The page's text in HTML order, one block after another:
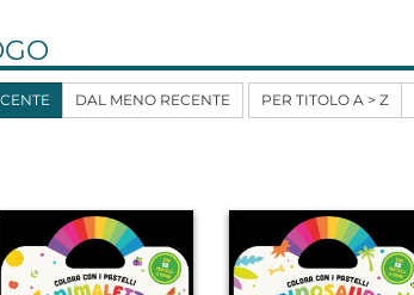
DAL MENO RECENTE PER TITOLO A > Z